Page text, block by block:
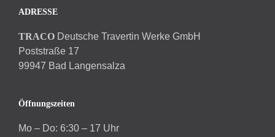
ADRESSE
TRACO Deutsche Travertin Werke GmbH
Poststraße 17
99947 Bad Langensalza
Öffnungszeiten
Mo – Do: 6:30 – 17 Uhr